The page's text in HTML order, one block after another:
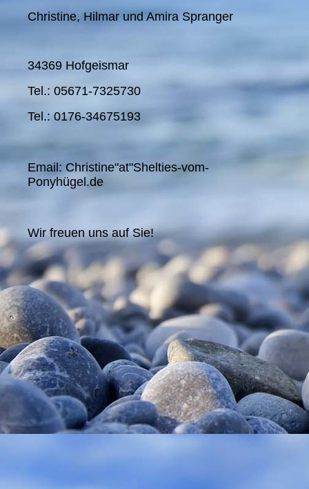
Christine, Hilmar und Amira Spranger
34369 Hofgeismar
Tel.: 05671-7325730
Tel.: 0176-34675193
Email: Christine"at"Shelties-vom-
Ponyhügel.de
Wir freuen uns auf Sie!